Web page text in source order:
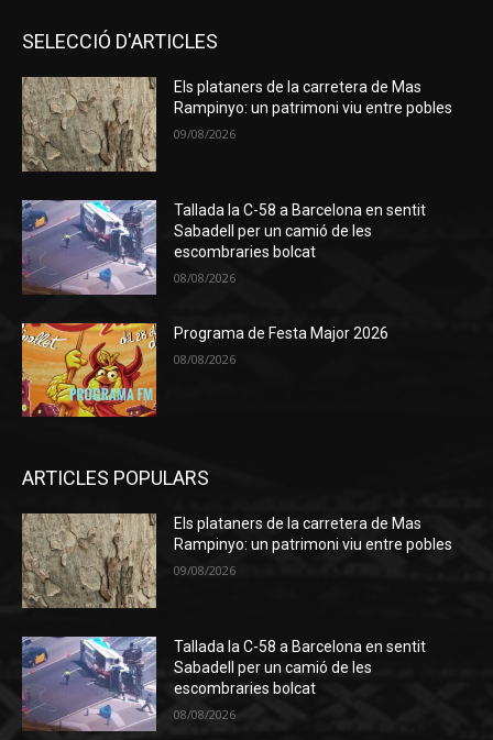
SELECCIÓ D'ARTICLES
Els plataners de la carretera de Mas
Rampinyo: un patrimoni viu entre pobles
09/08/2026
Tallada la C-58 a Barcelona en sentit
Sabadell per un camió de les
escombraries bolcat
08/08/2026
Programa de Festa Major 2026
08/08/2026
ARTICLES POPULARS
Els plataners de la carretera de Mas
Rampinyo: un patrimoni viu entre pobles
09/08/2026
Tallada la C-58 a Barcelona en sentit
Sabadell per un camió de les
escombraries bolcat
08/08/2026